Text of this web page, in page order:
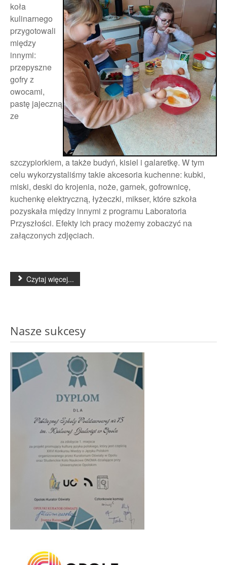
koła
kulinarnego
przygotowali
między
innymi:
przepyszne
gofry z
owocami,
pastę jajeczną
ze
szczypiorkiem, a także budyń, kisiel i galaretkę. W tym
celu wykorzystaliśmy takie akcesoria kuchenne: kubki,
miski, deski do krojenia, noże, garnek, gofrownicę,
kuchenkę elektryczną, łyżeczki, mikser, które szkoła
pozyskała między innymi z programu Laboratoria
Przyszłości. Efekty ich pracy możemy zobaczyć na
załączonych zdjęciach.
Czytaj więcej...
Nasze sukcesy